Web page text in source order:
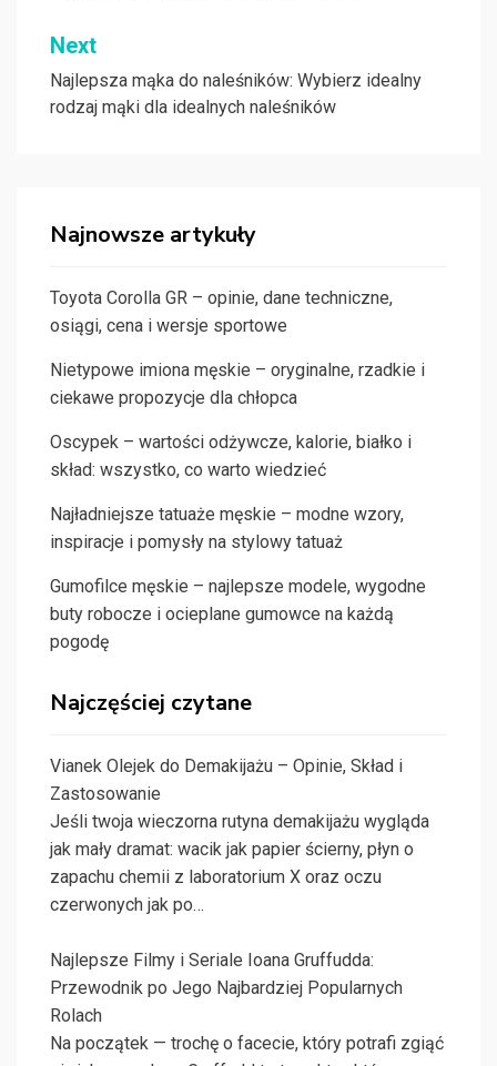
Next
Najlepsza mąka do naleśników: Wybierz idealny
rodzaj mąki dla idealnych naleśników
Najnowsze artykuły
Toyota Corolla GR – opinie, dane techniczne,
osiągi, cena i wersje sportowe
Nietypowe imiona męskie – oryginalne, rzadkie i
ciekawe propozycje dla chłopca
Oscypek – wartości odżywcze, kalorie, białko i
skład: wszystko, co warto wiedzieć
Najładniejsze tatuaże męskie – modne wzory,
inspiracje i pomysły na stylowy tatuaż
Gumofilce męskie – najlepsze modele, wygodne
buty robocze i ocieplane gumowce na każdą
pogodę
Najczęściej czytane
Vianek Olejek do Demakijażu – Opinie, Skład i
Zastosowanie
Jeśli twoja wieczorna rutyna demakijażu wygląda
jak mały dramat: wacik jak papier ścierny, płyn o
zapachu chemii z laboratorium X oraz oczu
czerwonych jak po…
Najlepsze Filmy i Seriale Ioana Gruffudda:
Przewodnik po Jego Najbardziej Popularnych
Rolach
Na początek — trochę o facecie, który potrafi zgiąć